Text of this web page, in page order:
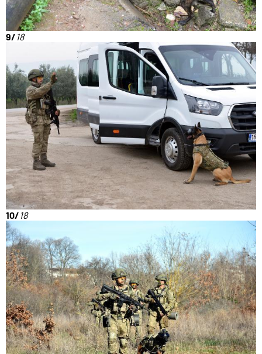
9/ 18
10/ 18